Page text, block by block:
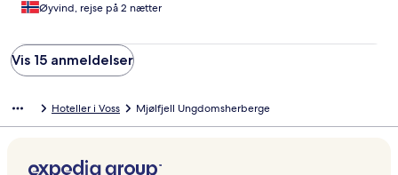
Øyvind, rejse på 2 nætter
Vis 15 anmeldelser
Hoteller i Voss Mjølfjell Ungdomsherberge